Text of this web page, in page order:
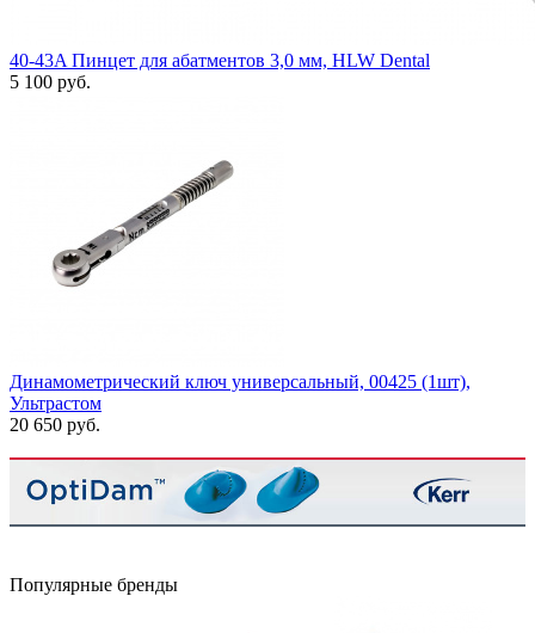
40-43A Пинцет для абатментов 3,0 мм, HLW Dental
5 100 руб.
Динамометрический ключ универсальный, 00425 (1шт),
Ультрастом
20 650 руб.
Популярные бренды